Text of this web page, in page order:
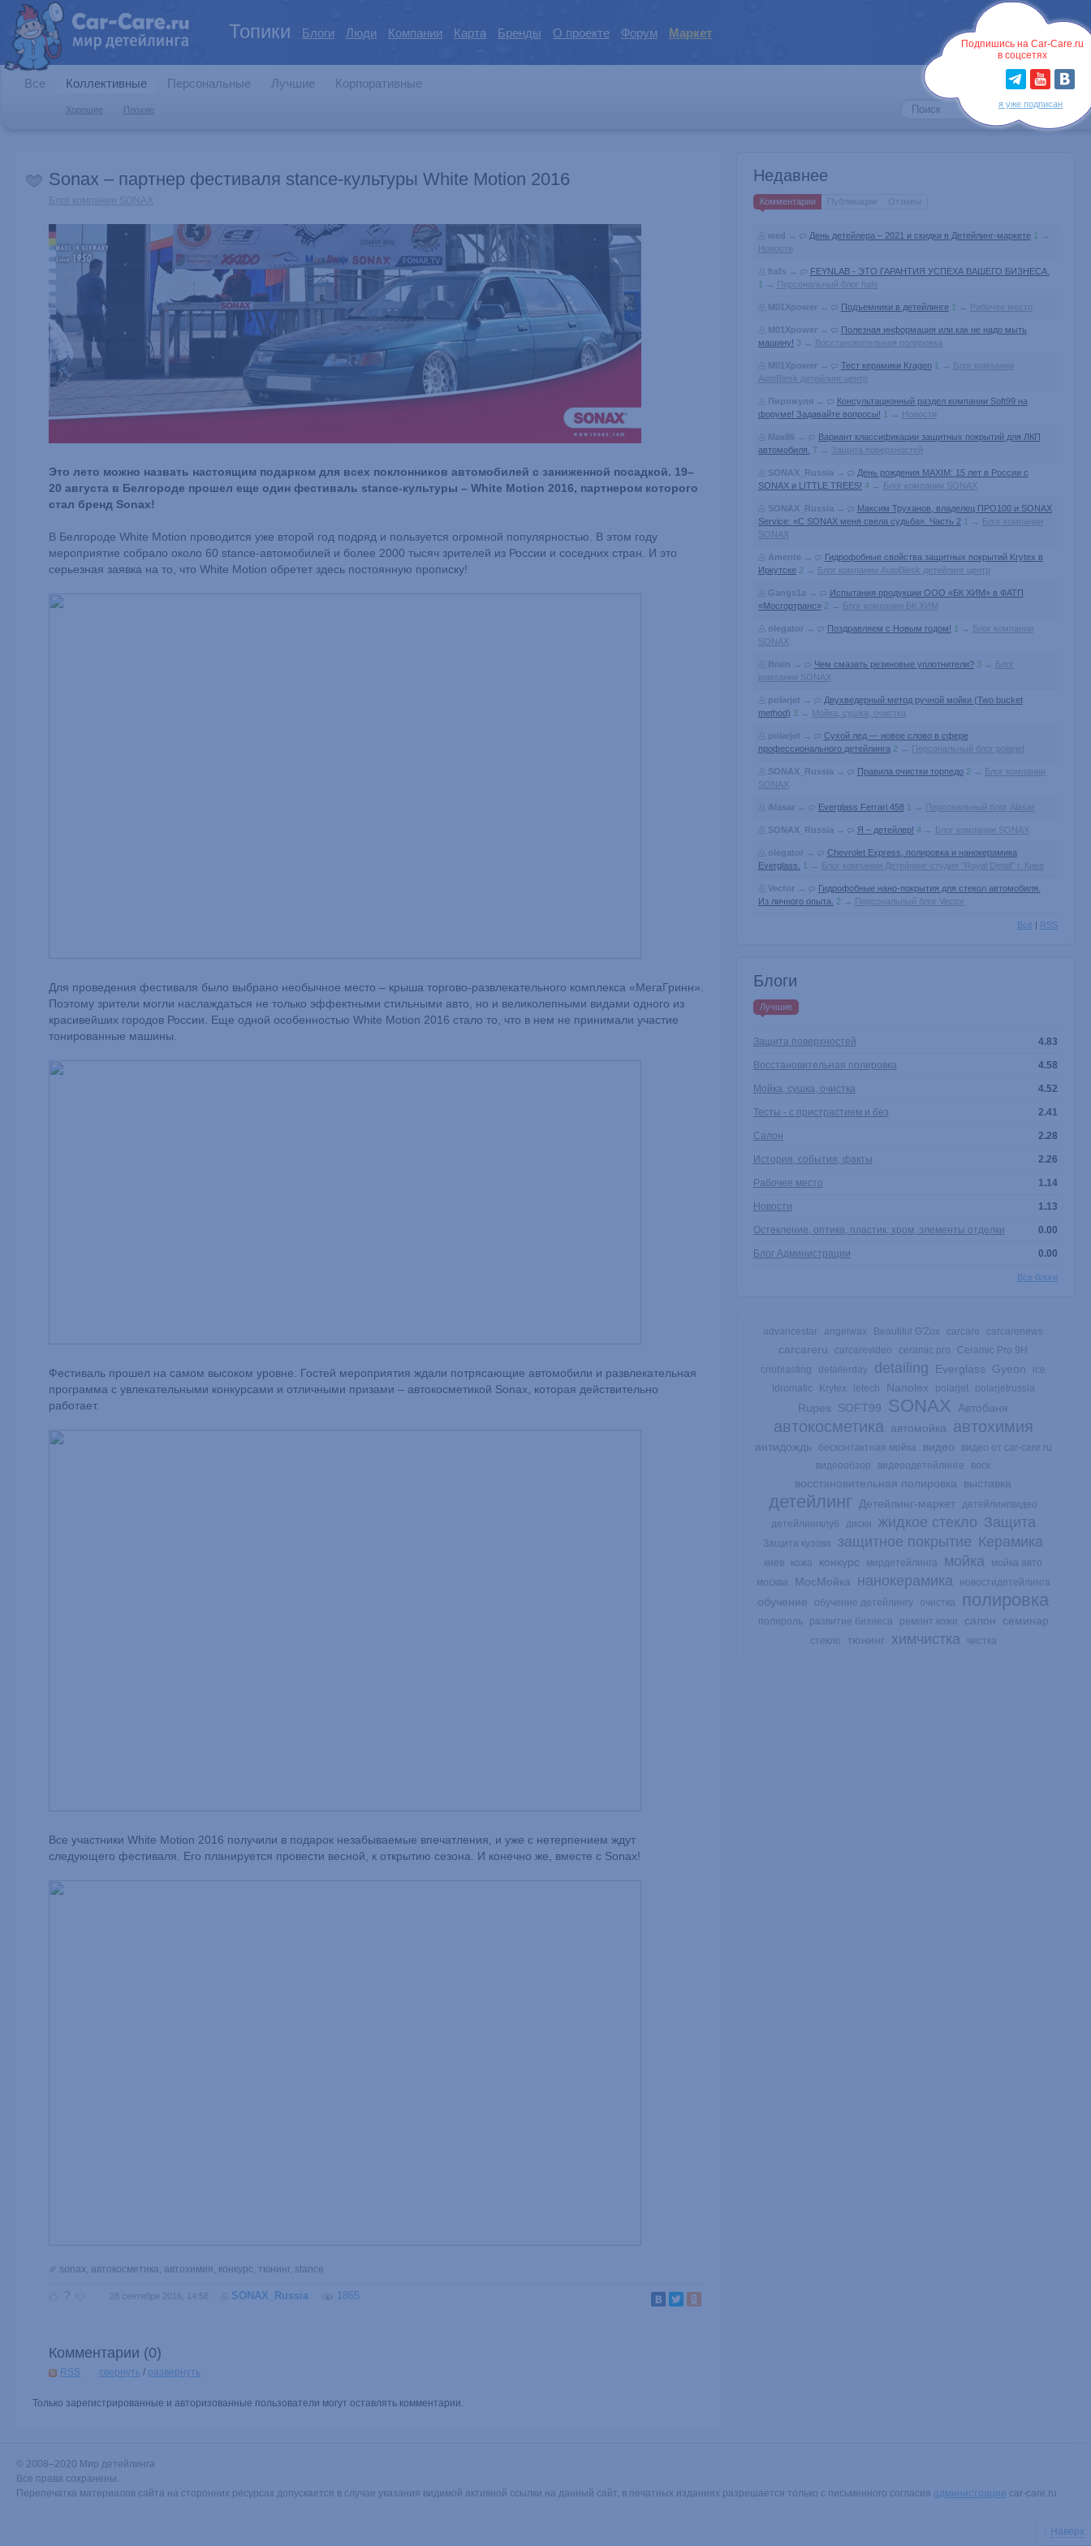
↑ Наверх
Топики Блоги Люди Компании Карта Бренды О проекте Форум Маркет
Все Коллективные
Хорошие Плохие
Персональные Лучшие Корпоративные
Подпишись на Car-Care.ru
в соцсетях
я уже подписан
Sonax – партнер фестиваля stance-культуры White Motion 2016
Блог компании SONAX
Это лето можно назвать настоящим подарком для всех поклонников автомобилей с заниженной посадкой. 19–
20 августа в Белгороде прошел еще один фестиваль stance-культуры – White Motion 2016, партнером которого
стал бренд Sonax!
В Белгороде White Motion проводится уже второй год подряд и пользуется огромной популярностью. В этом году
мероприятие собрало около 60 stance-автомобилей и более 2000 тысяч зрителей из России и соседних стран. И это
серьезная заявка на то, что White Motion обретет здесь постоянную прописку!
Для проведения фестиваля было выбрано необычное место – крыша торгово-развлекательного комплекса «МегаГринн».
Поэтому зрители могли наслаждаться не только эффектными стильными авто, но и великолепными видами одного из
красивейших городов России. Еще одной особенностью White Motion 2016 стало то, что в нем не принимали участие
тонированные машины.
Фестиваль прошел на самом высоком уровне. Гостей мероприятия ждали потрясающие автомобили и развлекательная
программа с увлекательными конкурсами и отличными призами – автокосметикой Sonax, которая действительно
работает.
Все участники White Motion 2016 получили в подарок незабываемые впечатления, и уже с нетерпением ждут
следующего фестиваля. Его планируется провести весной, к открытию сезона. И конечно же, вместе с Sonax!
sonax, автокосметика, автохимия, конкурс, тюнинг, stance
? 28 сентября 2016, 14:58 SONAX_Russia 1865
Комментарии (0)
RSS свернуть / развернуть
Только зарегистрированные и авторизованные пользователи могут оставлять комментарии.
Недавнее
Комментарии Публикации Отзывы
wed → День детейлера – 2021 и скидки в Детейлинг-маркете 1
→
Новости
hafs →
FEYNLAB - ЭТО ГАРАНТИЯ УСПЕХА ВАШЕГО БИЗНЕСА.
1
→ Персональный блог hafs
M01Xpower→ Подъемники в детейлинге 1 → Рабочее место
M01Xpower→
Полезная информация или как не надо мыть
машину! 3→ Восстановительная полировка
M01Xpower→ Тест керамики Kragen 1 → Блог компании
AutoBlesk детейлинг центр
Пирожуля →
Консультационный раздел компании Soft99 на
форуме! Задавайте вопросы! 1 → Новости
Max86 →
Вариант классификации защитных покрытий для ЛКП
автомобиля.
7→ Защита поверхностей
SONAX_Russia →
День рождения MAXIM: 15 лет в России с
SONAX и LITTLE TREES! 4→ Блог компании SONAX
SONAX_Russia →
Максим Труханов, владелец ПРО100 и SONAX
Service: «С SONAX меня свела судьба». Часть 2 1 → Блог компании
SONAX
Amente →
Гидрофобные свойства защитных покрытий Krytex в
Иркутске 2 → Блог компании AutoBlesk детейлинг центр
Gangs1a →
Испытания продукции ООО «БК ХИМ» в ФАТП
«Мосгортранс» 2 → Блог компании БК ХИМ
olegator→ Поздравляем с Новым годом! 1 → Блог компании
SONAX
Brain → Чем смазать резиновые уплотнители? 3→ Блог
компании SONAX
polarjet →
Двухведерный метод ручной мойки (Two bucket
method) 3→ Мойка, сушка, очистка
polarjet →
Сухой лед — новое слово в сфере
профессионального детейлинга 2 → Персональный блог polarjet
SONAX_Russia → Правила очистки торпедо 2 → Блог компании
SONAX
Alasar→ Everglass Ferrari 458 1 → Персональный блог Alasar
SONAX_Russia → Я – детейлер! 4→ Блог компании SONAX
olegator→
Chevrolet Express, полировка и нанокерамика
Everglass.
1 → Блог компании Детейлинг-студия "Royal Detail" г. Киев
Vector→
Гидрофобные нано-покрытия для стекол автомобиля.
Из личного опыта.
2 → Персональный блог Vector
Всё | RSS
Блоги
Лучшие
4.83
Защита поверхностей
4.58
Восстановительная полировка
4.52
Мойка, сушка, очистка
2.41
Тесты - с пристрастием и без
2.28
Салон
2.26
История, события, факты
1.14
Рабочее место
1.13
Новости
0.00
Остекление, оптика, пластик, хром, элементы отделки
0.00
Блог Администрации
Все блоги
advancestar angelwax Beautiful G'Zox carcare carcarenews
carcareru carcarevideo ceramic pro
Ceramic Pro 9H
crioblasting
detailerday detailing Everglass Gyeon
ice
Idromatic
Krytex letech Nanolex polarjet polarjetrussia
Rupes SOFT99 SONAX Автобаня
автокосметика автомойка автохимия
антидождь бесконтактная мойка видео
видео от car-care.ru
видеообзор
видеоодетейлинге воск
восстановительная полировка выставка
детейлинг Детейлинг-маркет
детейлингвидео
детейлингклуб
диски жидкое стекло Защита
Защита кузова защитное покрытие Керамика
киев кожа конкурс мирдетейлинга мойка
мойка авто
москва
МосМойка нанокерамика новостидетейлинга
обучение обучение детейлингу очистка полировка
полироль развитие бизнеса ремонт кожи салон семинар
стекло тюнинг химчистка чистка
© 2008–2020 Мир детейлинга
Все права сохранены.
Перепечатка материалов сайта на сторонних ресурсах допускается в случае указания видимой активной ссылки на данный сайт, в печатных изданиях разрешается только с письменного согласия администрации car-care.ru